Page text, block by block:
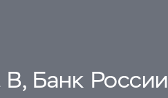
В, Банк России